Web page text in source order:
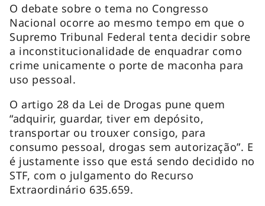
O debate sobre o tema no Congresso
Nacional ocorre ao mesmo tempo em que o
Supremo Tribunal Federal tenta decidir sobre
a inconstitucionalidade de enquadrar como
crime unicamente o porte de maconha para
uso pessoal.
O artigo 28 da Lei de Drogas pune quem
“adquirir, guardar, tiver em depósito,
transportar ou trouxer consigo, para
consumo pessoal, drogas sem autorização”. E
é justamente isso que está sendo decidido no
STF, com o julgamento do Recurso
Extraordinário 635.659.